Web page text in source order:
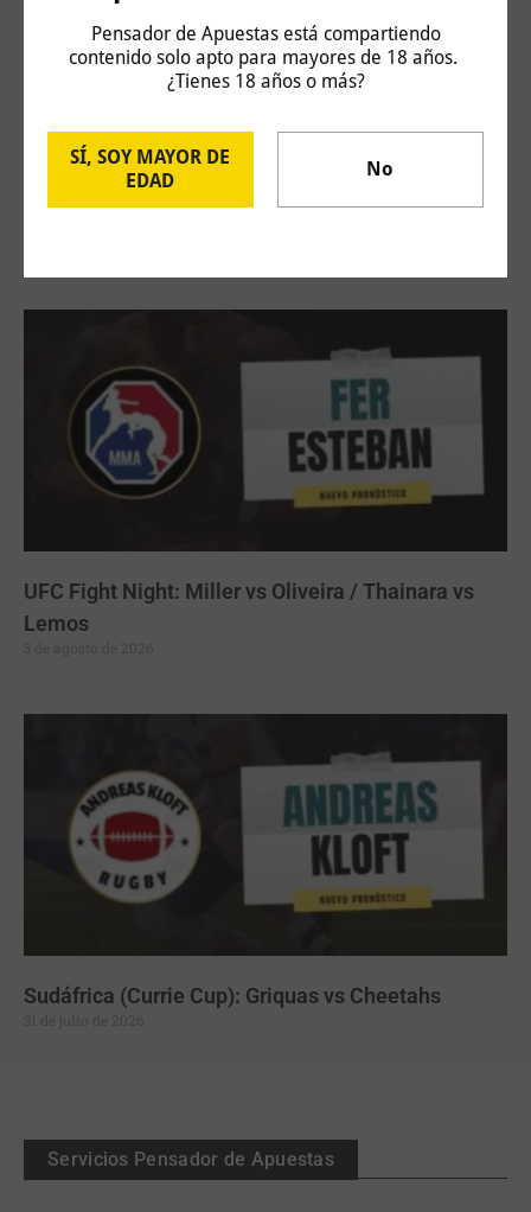
Pensador de Apuestas está compartiendo
contenido solo apto para mayores de 18 años.
¿Tienes 18 años o más?
SÍ, SOY MAYOR DE
EDAD
No
Challenger Hagen: Carlos Taberner vs Juan
UFC Fight Night: Miller vs Oliveira / Thainara vs
Lemos
Sudáfrica (Currie Cup): Griquas vs Cheetahs
Servicios Pensador de Apuestas